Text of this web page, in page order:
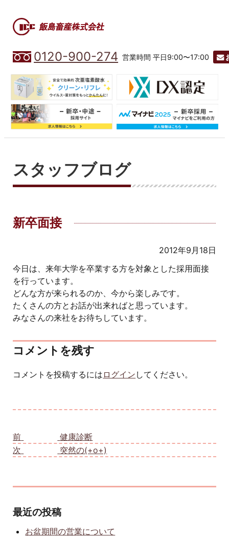
0120-900-274 営業時間 平日9:00〜17:00
スタッフブログ
新卒面接
2012年9月18日
今日は、来年大学を卒業する方を対象とした採用面接
を行っています。
どんな方が来られるのか、今から楽しみです。
たくさんの方とお話が出来ればと思っています。
みなさんの来社をお待ちしています。
コメントを残す
コメントを投稿するには ログイン してください。
前
健康診断
次
突然の(+o+)
最近の投稿
お盆期間の営業について